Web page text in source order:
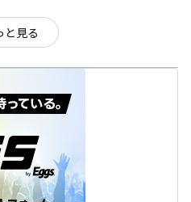
と見る